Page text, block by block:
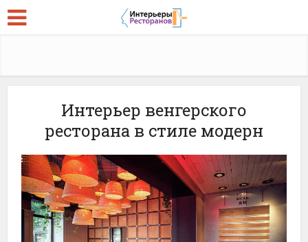
Интерьер венгерского
ресторана в стиле модерн